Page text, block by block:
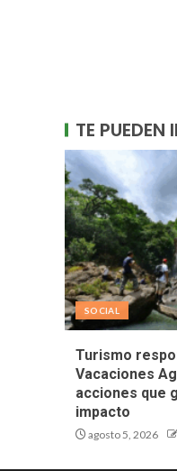
TE PUEDEN
SOCIAL
Turismo
Vacaciones
acciones que
impacto
agosto 5, 2026